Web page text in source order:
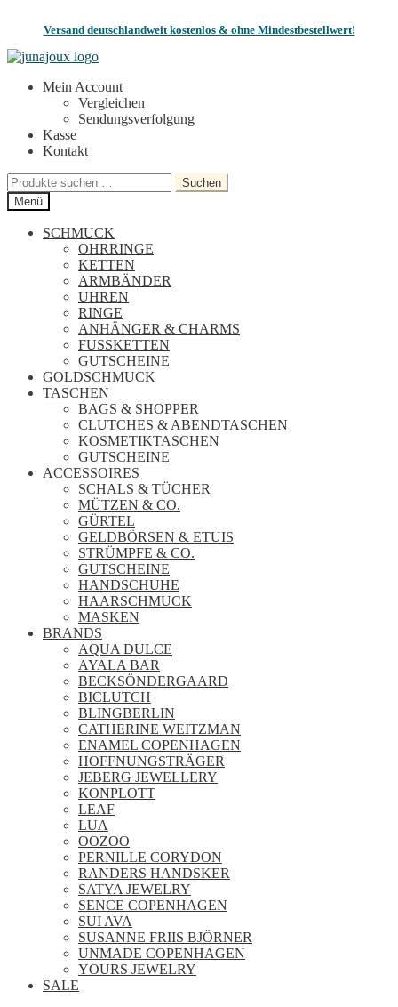
Versand deutschlandweit kostenlos & ohne Mindestbestellwert!
Zur
springen
Zum
springenMein Account
Vergleichen
Sendungsverfolgung
Kasse
Kontakt
Suchen
nach:
Suchen
Menü
SCHMUCK
OHRRINGE
KETTEN
ARMBÄNDER
UHREN
RINGE
ANHÄNGER & CHARMS
FUSSKETTEN
GUTSCHEINE
GOLDSCHMUCK
TASCHEN
BAGS & SHOPPER
CLUTCHES & ABENDTASCHEN
KOSMETIKTASCHEN
GUTSCHEINE
ACCESSOIRES
SCHALS & TÜCHER
MÜTZEN & CO.
GÜRTEL
GELDBÖRSEN & ETUIS
STRÜMPFE & CO.
GUTSCHEINE
HANDSCHUHE
HAARSCHMUCK
MASKEN
BRANDS
AQUA DULCE
AYALA BAR
BECKSÖNDERGAARD
BICLUTCH
BLINGBERLIN
CATHERINE WEITZMAN
ENAMEL COPENHAGEN
HOFFNUNGSTRÄGER
JEBERG JEWELLERY
KONPLOTT
LEAF
LUA
OOZOO
PERNILLE CORYDON
RANDERS HANDSKER
SATYA JEWELRY
SENCE COPENHAGEN
SUI AVA
SUSANNE FRIIS BJÖRNER
UNMADE COPENHAGEN
YOURS JEWELRY
SALE